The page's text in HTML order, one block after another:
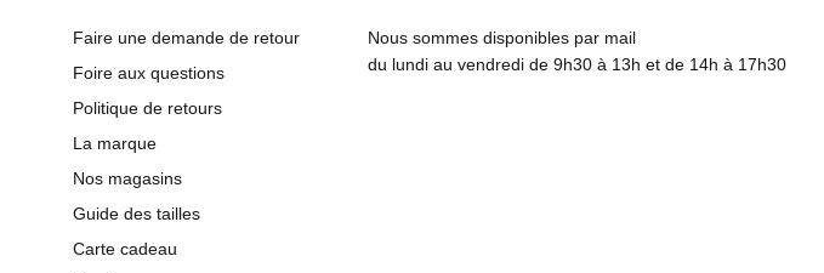
Faire une demande de retour
Foire aux questions
Politique de retours
La marque
Nos magasins
Guide des tailles
Carte cadeau
Nous sommes disponibles par mail
du lundi au vendredi de 9h30 à 13h et de 14h à 17h30